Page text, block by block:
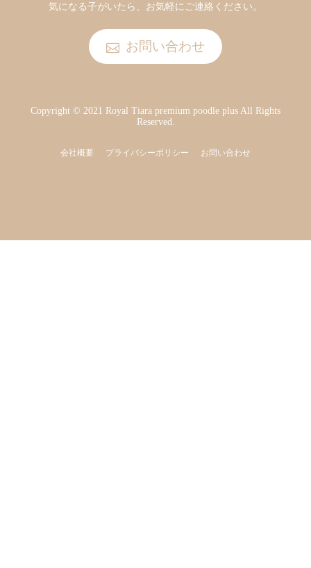
気になる子がいたら、お気軽にご連絡ください。
お問い合わせ
Copyright © 2021 Royal Tiara premium poodle plus All Rights
Reserved.
会社概要 プライバシーポリシー お問い合わせ